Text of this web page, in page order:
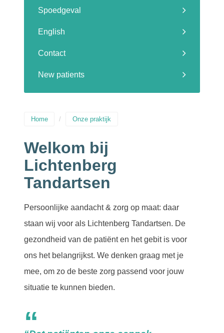
Spoedgeval
English
Contact
New patients
Home Onze praktijk
Welkom bij
Lichtenberg
Tandartsen
Persoonlijke aandacht & zorg op maat: daar
staan wij voor als Lichtenberg Tandartsen. De
gezondheid van de patiënt en het gebit is voor
ons het belangrijkst. We denken graag met je
mee, om zo de beste zorg passend voor jouw
situatie te kunnen bieden.